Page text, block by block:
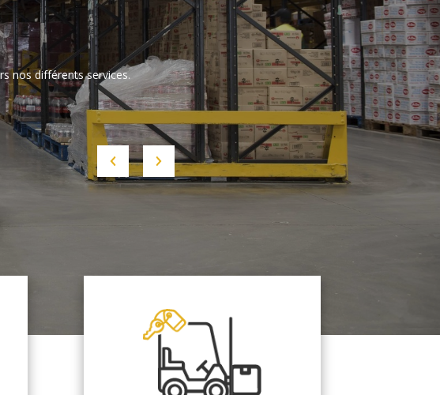
nos différents services.